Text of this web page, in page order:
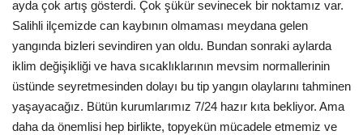
ayda çok artış gösterdi. Çok şükür sevinecek bir noktamız var.
Salihli ilçemizde can kaybının olmaması meydana gelen
yangında bizleri sevindiren yan oldu. Bundan sonraki aylarda
iklim değişikliği ve hava sıcaklıklarının mevsim normallerinin
üstünde seyretmesinden dolayı bu tip yangın olaylarını tahminen
yaşayacağız. Bütün kurumlarımız 7/24 hazır kıta bekliyor. Ama
daha da önemlisi hep birlikte, topyekün mücadele etmemiz ve